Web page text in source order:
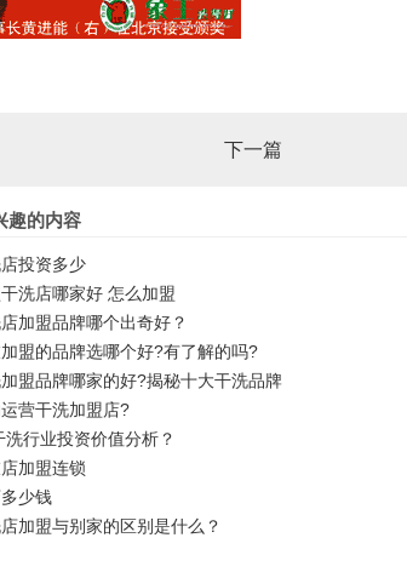
下一篇
趣的内容
投资多少
洗店哪家好 怎么加盟
加盟品牌哪个出奇好？
盟的品牌选哪个好?有了解的吗?
盟品牌哪家的好?揭秘十大干洗品牌
营干洗加盟店?
洗行业投资价值分析？
加盟连锁
少钱
加盟与别家的区别是什么？